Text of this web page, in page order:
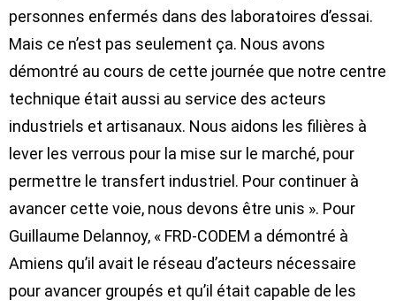
personnes enfermés dans des laboratoires d’essai.
Mais ce n’est pas seulement ça. Nous avons
démontré au cours de cette journée que notre centre
technique était aussi au service des acteurs
industriels et artisanaux. Nous aidons les filières à
lever les verrous pour la mise sur le marché, pour
permettre le transfert industriel . Pour continuer à
avancer cette voie, nous devons être unis ». Pour
Guillaume Delannoy, « FRD-CODEM a démontré à
Amiens qu’il avait le réseau d’acteurs nécessaire
pour avancer groupés et qu’il était capable de les